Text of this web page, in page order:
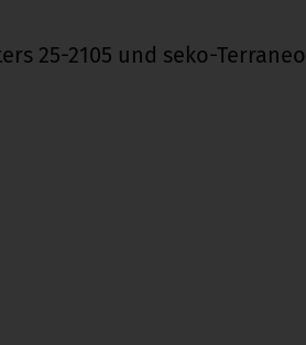
25-2105 und seko-Terraneo